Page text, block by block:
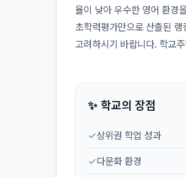
율이 낮아 우수한 영어 환경
초학력평가만으로 산출된
고려하시기 바랍니다. 학교
✨ 학교의 장점
✓상위권 학업 성과
✓다문화 환경